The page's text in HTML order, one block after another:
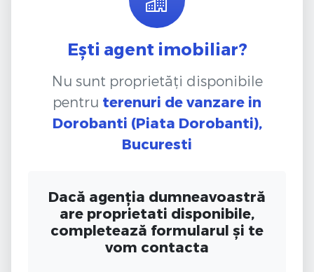
Ești agent imobiliar?
Nu sunt proprietăți disponibile
pentru terenuri de vanzare in
Dorobanti (Piata Dorobanti),
Bucuresti
Dacă agenția dumneavoastră
are proprietati disponibile,
completează formularul și te
vom contacta